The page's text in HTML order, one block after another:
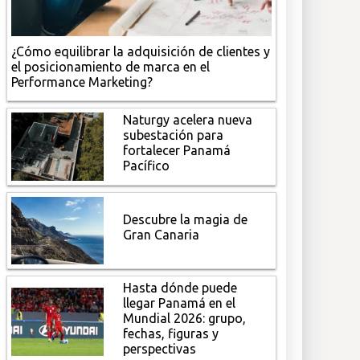
¿Cómo equilibrar la adquisición de clientes y
el posicionamiento de marca en el
Performance Marketing?
Naturgy acelera nueva
subestación para
fortalecer Panamá
Pacífico
Descubre la magia de
Gran Canaria
Hasta dónde puede
llegar Panamá en el
Mundial 2026: grupo,
fechas, figuras y
perspectivas